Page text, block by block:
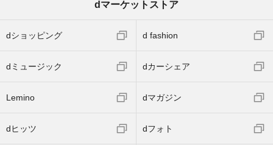
dマーケットストア
dショッピング d fashion
dミュージック dカーシェア
Lemino dマガジン
dヒッツ dフォト